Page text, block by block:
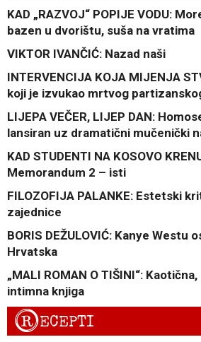
KAD „RAZVOJ“ POPIJE VODU:
bazen u dvorištu, suša na vratima
VIKTOR IVANČIĆ: Nazad naši
INTERVENCIJA KOJA MIJENJA
koji je izvukao mrtvog
LIJEPA VEČER, LIJEP DAN:
lansiran uz dramatični mučenički
KAD STUDENTI NA KOSOVO
Memorandum 2 – isti
FILOZOFIJA PALANKE: Estetski
zajednice
BORIS DEŽULOVIĆ: Kanye Westu
Hrvatska
„MALI ROMAN O TIŠINI“:
intimna knjiga
RECEPTI